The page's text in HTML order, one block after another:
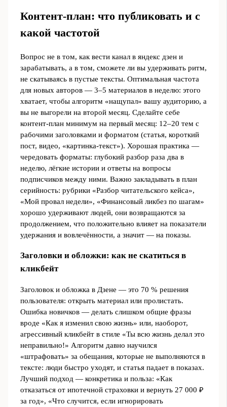
Контент-план: что публиковать и с
какой частотой
Вопрос не в том, как вести канал в яндекс дзен и
зарабатывать, а в том, сможете ли вы удерживать ритм,
не скатываясь в пустые тексты. Оптимальная частота
для новых авторов — 3–5 материалов в неделю: этого
хватает, чтобы алгоритм «нащупал» вашу аудиторию, а
вы не выгорели на второй месяц. Сделайте себе
контент-план минимум на первый месяц: 12–20 тем с
рабочими заголовками и форматом (статья, короткий
пост, видео, «картинка‑текст»). Хорошая практика —
чередовать форматы: глубокий разбор раза два в
неделю, лёгкие истории и ответы на вопросы
подписчиков между ними. Важно закладывать в план
серийность: рубрики «Разбор читательского кейса»,
«Мой провал недели», «Финансовый ликбез по шагам»
хорошо удерживают людей, они возвращаются за
продолжением, что положительно влияет на показатели
удержания и вовлечённости, а значит — на показы.
Заголовки и обложки: как не скатиться в
кликбейт
Заголовок и обложка в Дзене — это 70 % решения
пользователя: открыть материал или пролистать.
Ошибка новичков — делать слишком общие фразы
вроде «Как я изменил свою жизнь» или, наоборот,
агрессивный кликбейт в стиле «Ты всю жизнь делал это
неправильно!» Алгоритм давно научился
«штрафовать» за обещания, которые не выполняются в
тексте: люди быстро уходят, и статья падает в показах.
Лучший подход — конкретика и польза: «Как
отказаться от ипотечной страховки и вернуть 27 000 ₽
за год», «Что случится, если игнорировать